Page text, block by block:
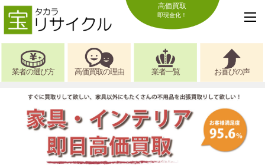
高価買取
即現金化！
業者の選び方 高価買取の理由 業者一覧 お喜びの声